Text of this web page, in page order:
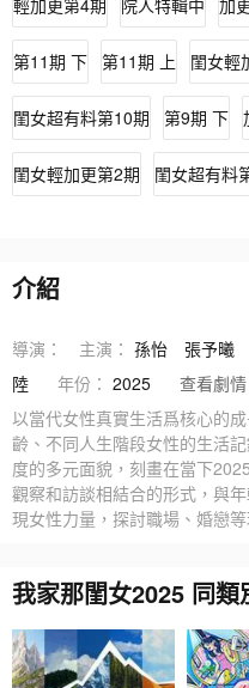
第11期 下 第11期 上 閨女輕
閨女超有料第10期 第9期 下
閨女輕加更第2期 閨女超有料
介紹
導演： 主演： 孫怡 張予曦
陸
年份： 2025
查看劇情
以當代女性真實生活爲核心的
齡、不同人生階段女性的生活
度的多元面貌，刻畫在當下
觀察和訪談相結合的形式，與
現女性力量，探討職場、婚戀等
我家那閨女2025 同類